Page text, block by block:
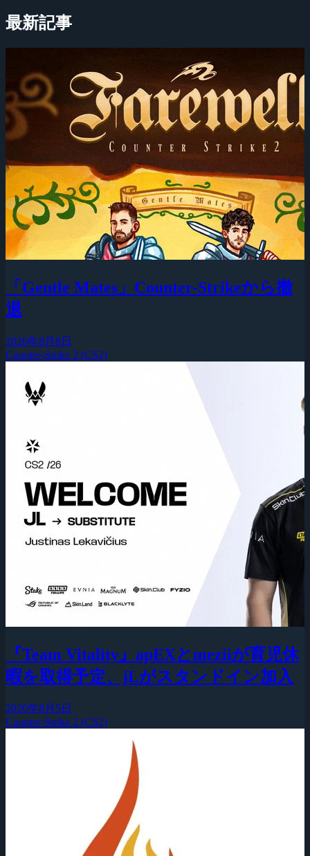
最新記事
「Gentle Mates」Counter-Strikeから撤
退
2026年8月8日
Counter-Strike 2 (CS2)
『Team Vitality』apEXとmeziiが育児休
暇を取得予定、jLがスタンドイン加入
2026年8月5日
Counter-Strike 2 (CS2)